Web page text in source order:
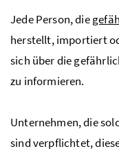
Jede Person, die
herstellt, importiert
sich über die
zu informieren.
Unternehmen, die
sind verpflichtet,